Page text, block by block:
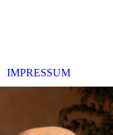
IMPRESSUM